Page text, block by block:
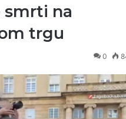
smrti na
trgu
0